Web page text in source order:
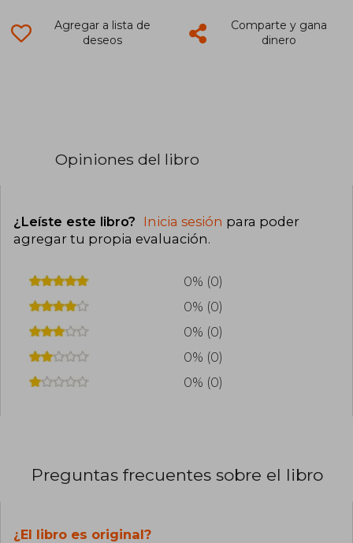
Agregar a lista de
deseos
Comparte y gana
dinero
Opiniones del libro
¿Leíste este libro? Inicia sesión para poder
agregar tu propia evaluación.
0% (0)
0% (0)
0% (0)
0% (0)
0% (0)
Preguntas frecuentes sobre el libro
¿El libro es original?